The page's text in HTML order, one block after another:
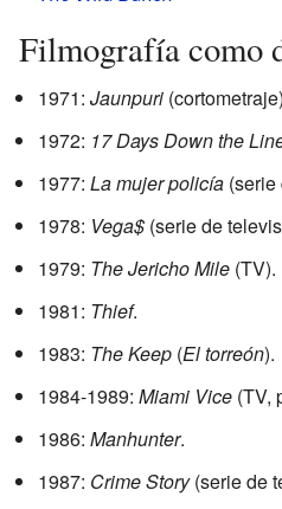
Filmografía como
1971: Jaunpuri
1972: 17 Days Down the
1977: La mujer policía (serie
1978: Vega$ (serie de
1979: The Jericho Mile (TV).
1981: Thief.
1983: The Keep (El torreón).
1984-1989: Miami Vice (TV,
1986: Manhunter.
1987: Crime Story(serie de